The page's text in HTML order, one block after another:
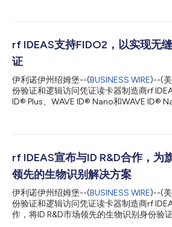
密码被盗或人为失误导致了近九成的数据
队提供防御机制。 IDmelon联合创始人兼
示：“与rf IDEAS及其WAVE ID®技术合作
策，利用他们读卡器的信任和可靠性将
场，使我们能够联手提供一套让企业组织
价格进行扩展的端到端解决方案。” rf
需集中存储可被黑客攻击的密码，同时消
和其他用户主导的网络攻击风险。对于用
rf IDEAS支持FIDO2，以实现无
证
伊利诺伊州绍姆堡--(BUSINESS WIRE)--(
份验证和逻辑访问凭证读卡器制造商rf
ID® Plus、WAVE ID® Nano和WAVE ID®
码的身份验证体验。 FIDO2将企业从密码
和平台。这是一项迅速发展的行业标准，
果以及所有领先网络服务和浏览器的支持
式凭证、生物识别技术、移动设备和安全
应用。此技术消除了对可能遭受黑客攻击
也消除了密码被盗、网络钓鱼和其他用户
IDEAS在当前的安全基础设施上实现对
IDEAS® Universal SDK，WAVE ID®读卡器
rf IDEAS宣布与ID R&D合作，为
领先的生物识别解决方案
伊利诺伊州绍姆堡--(BUSINESS WIRE)--(
份验证和逻辑访问凭证读卡器制造商rf
作，将ID R&D市场领先的生物识别身份验